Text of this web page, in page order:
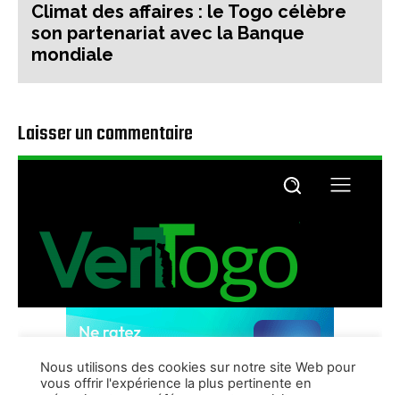
Climat des affaires : le Togo célèbre
son partenariat avec la Banque
mondiale
Laisser un commentaire